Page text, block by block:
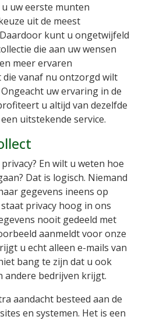
uw eerste munten
uit de meest
kunt u ongetwijfeld
die aan uw wensen
meer ervaren
vanaf nu ontzorgd wilt
uw ervaring in de
u altijd van dezelfde
uitstekende service.
En wilt u weten hoe
Dat is logisch. Niemand
gegevens ineens op
privacy hoog in ons
nooit gedeeld met
aanmeldt voor onze
u echt alleen e-mails van
bang te zijn dat u ook
andere bedrijven krijgt.
aandacht besteed aan de
en systemen. Het is een